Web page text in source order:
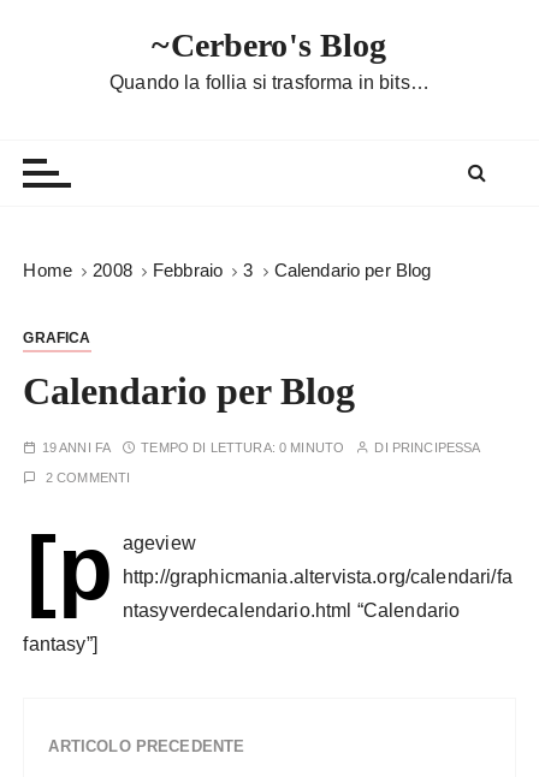
~Cerbero's Blog
Quando la follia si trasforma in bits…
Home 2008 Febbraio 3 Calendario per Blog
GRAFICA
Calendario per Blog
19 ANNI FA TEMPO DI LETTURA: 0 MINUTO DI PRINCIPESSA
2 COMMENTI
[p
ageview
http://graphicmania.altervista.org/calendari/fa
ntasyverdecalendario.html “Calendario
fantasy”]
ARTICOLO PRECEDENTE